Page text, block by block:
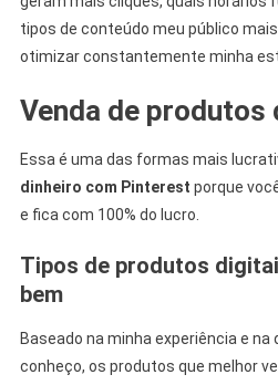
tipos de conteúdo meu público
otimizar constantemente minha
Venda de produtos
Essa é uma das formas mais
dinheiro com Pinterest porque
e fica com 100% do lucro.
Tipos de produtos
bem
Baseado na minha experiência e
conheço, os produtos que melhor